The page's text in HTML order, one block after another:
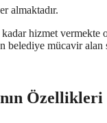
almaktadır.
hizmet
belediye mücavir
Özellikleri